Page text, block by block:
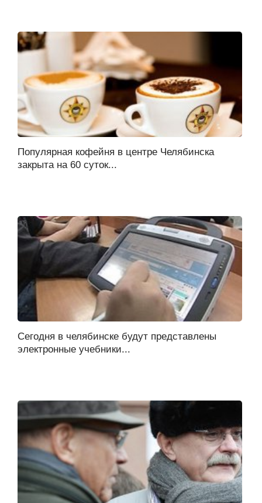
Популярная кофейня в центре Челябинска
закрыта на 60 суток...
Cегодня в челябинске будут представлены
электронные учебники...